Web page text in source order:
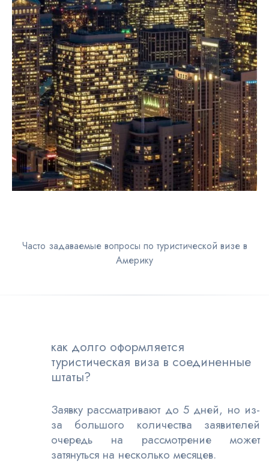
Часто задаваемые вопросы по туристической визе в
Америку
как долго оформляется
туристическая виза в соединенные
штаты?
Заявку рассматривают до 5 дней, но из-
за большого количества заявителей
очередь на рассмотрение может
затянуться на несколько месяцев.